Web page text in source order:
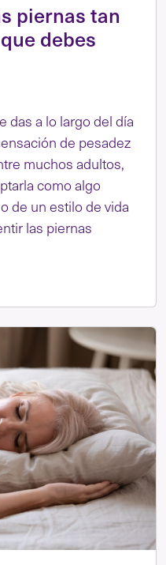
piernas tan
debes
das a lo largo del día
de pesadez
muchos adultos,
como algo
de un estilo de vida
las piernas